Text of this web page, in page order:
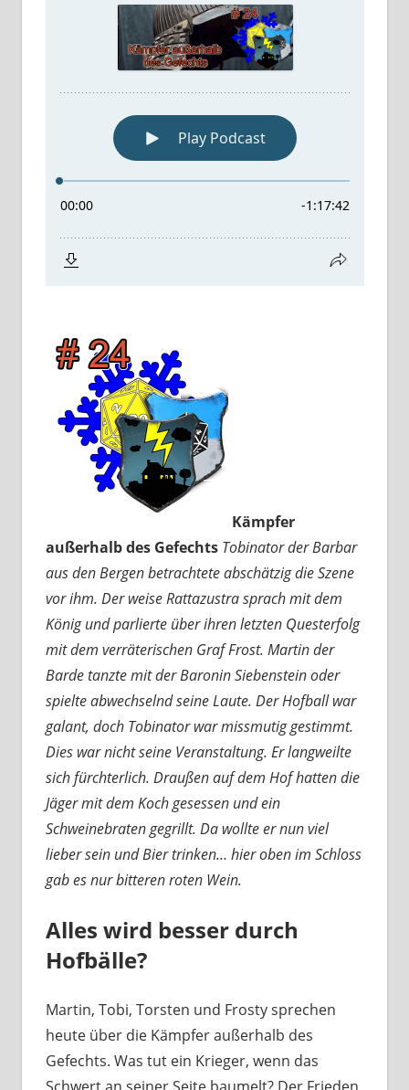
Kämpfer
außerhalb des Gefechts Tobinator der Barbar
aus den Bergen betrachtete abschätzig die Szene
vor ihm. Der weise Rattazustra sprach mit dem
König und parlierte über ihren letzten Questerfolg
mit dem verräterischen Graf Frost. Martin der
Barde tanzte mit der Baronin Siebenstein oder
spielte abwechselnd seine Laute. Der Hofball war
galant, doch Tobinator war missmutig gestimmt.
Dies war nicht seine Veranstaltung. Er langweilte
sich fürchterlich. Draußen auf dem Hof hatten die
Jäger mit dem Koch gesessen und ein
Schweinebraten gegrillt. Da wollte er nun viel
lieber sein und Bier trinken… hier oben im Schloss
gab es nur bitteren roten Wein.
Alles wird besser durch
Hofbälle?
Martin, Tobi, Torsten und Frosty sprechen
heute über die Kämpfer außerhalb des
Gefechts. Was tut ein Krieger, wenn das